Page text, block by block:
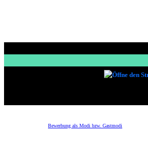
Bewerbung als Modi bzw. Gastmodi